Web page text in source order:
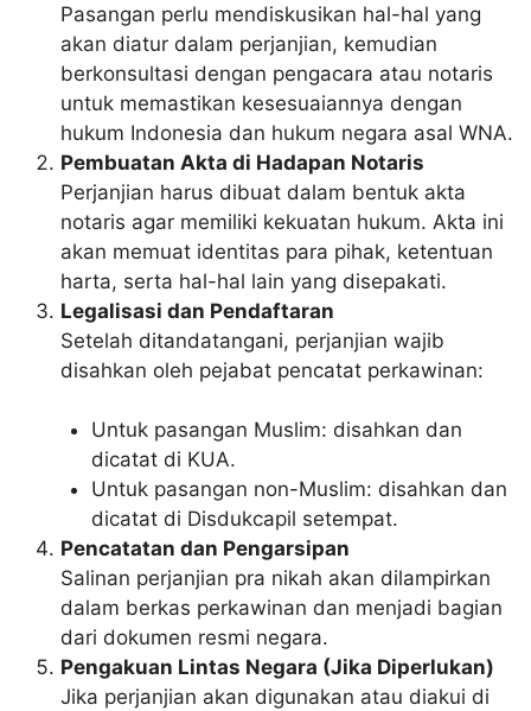
Pasangan perlu mendiskusikan hal-hal yang
akan diatur dalam perjanjian, kemudian
berkonsultasi dengan pengacara atau notaris
untuk memastikan kesesuaiannya dengan
hukum Indonesia dan hukum negara asal WNA.
Pembuatan Akta di Hadapan Notaris
Perjanjian harus dibuat dalam bentuk akta
notaris agar memiliki kekuatan hukum. Akta ini
akan memuat identitas para pihak, ketentuan
harta, serta hal-hal lain yang disepakati.
Legalisasi dan Pendaftaran
Setelah ditandatangani, perjanjian wajib
disahkan oleh pejabat pencatat perkawinan:
Untuk pasangan Muslim: disahkan dan
dicatat di KUA.
Untuk pasangan non-Muslim: disahkan dan
dicatat di Disdukcapil setempat.
Pencatatan dan Pengarsipan
Salinan perjanjian pra nikah akan dilampirkan
dalam berkas perkawinan dan menjadi bagian
dari dokumen resmi negara.
Pengakuan Lintas Negara (Jika Diperlukan)
Jika perjanjian akan digunakan atau diakui di